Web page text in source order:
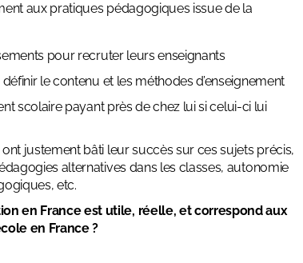
aux pratiques pédagogiques issue de la
pour recruter leurs enseignants
le contenu et les méthodes d’enseignement
scolaire payant près de chez lui si celui-ci lui
justement bâti leur succès sur ces sujets précis,
alternatives dans les classes, autonomie
etc.
en France est utile, réelle, et correspond aux
en France ?